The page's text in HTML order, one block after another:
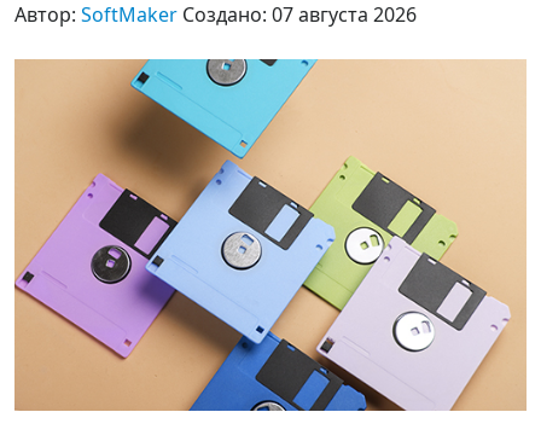
Автор: SoftMaker Создано: 07 августа 2026